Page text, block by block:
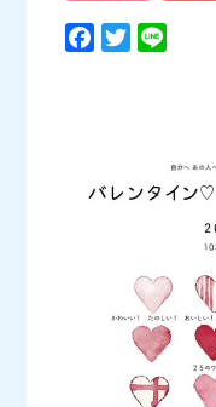
F
o
T
e